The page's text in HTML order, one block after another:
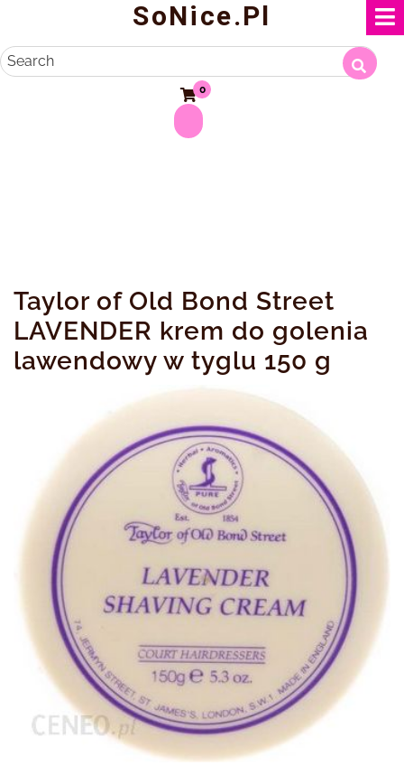
content
SoNice.pl
Search
0
Taylor of Old Bond Street
LAVENDER krem do golenia
lawendowy w tyglu 150 g